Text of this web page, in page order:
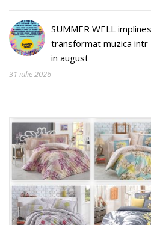
SUMMER WELL
transformat muzica
in august
31 iulie 2026